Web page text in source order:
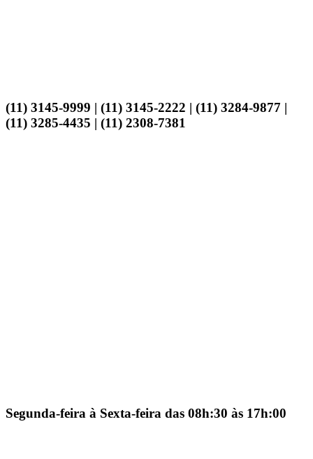
(11) 3145-9999 | (11) 3145-2222 | (11) 3284-9877 |
(11) 3285-4435 | (11) 2308-7381
Segunda-feira à Sexta-feira das 08h:30 às 17h:00